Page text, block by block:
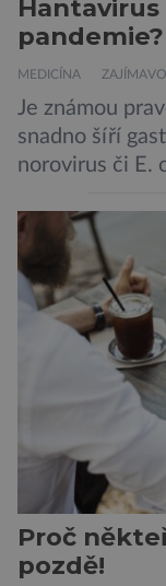
pandemie?
MEDICÍNA
Je známou
snadno šíří
norovirus či E.
Ovšem slyšet
výletní lodi
Zdá se, že
Máme se bát
Proč
pozdě!